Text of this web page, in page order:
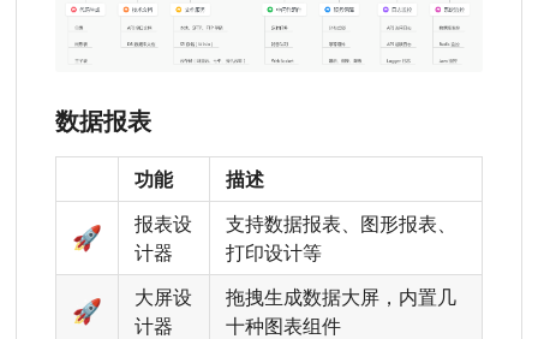
数据报表
功能 描述
🚀
报表设
计器
支持数据报表、图形报表、
打印设计等
🚀
大屏设
计器
拖拽生成数据大屏，内置几
十种图表组件